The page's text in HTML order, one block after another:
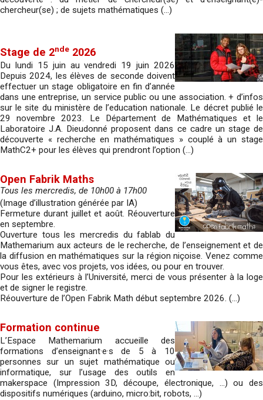
chercheur(se) ; de sujets mathématiques (…)
Stage de 2nde 2026
Du lundi 15 juin au vendredi 19 juin 2026
Depuis 2024, les élèves de seconde doivent
effectuer un stage obligatoire en fin d’année
dans une entreprise, un service public ou une association. + d’infos
sur le site du ministère de l’education nationale. Le décret publié le
29 novembre 2023. Le Département de Mathématiques et le
Laboratoire J.A. Dieudonné proposent dans ce cadre un stage de
découverte « recherche en mathématiques » couplé à un stage
MathC2+ pour les élèves qui prendront l’option (…)
Open Fabrik Maths
Tous les mercredis, de 10h00 à 17h00
(Image d’illustration générée par IA)
Fermeture durant juillet et août. Réouverture
en septembre.
Ouverture tous les mercredis du fablab du
Mathemarium aux acteurs de le recherche, de l’enseignement et de
la diffusion en mathématiques sur la région niçoise. Venez comme
vous êtes, avec vos projets, vos idées, ou pour en trouver.
Pour les extérieurs à l’Université, merci de vous présenter à la loge
et de signer le registre.
Réouverture de l’Open Fabrik Math début septembre 2026. (…)
Formation continue
L’Espace Mathemarium accueille des
formations d’enseignant·e·s de 5 à 10
personnes sur un sujet mathématique ou
informatique, sur l’usage des outils en
makerspace (Impression 3D, découpe, électronique, …) ou des
dispositifs numériques (arduino, micro:bit, robots, …)